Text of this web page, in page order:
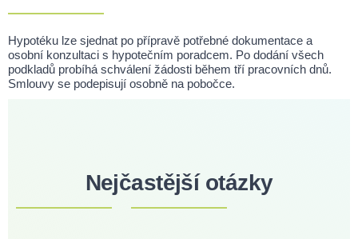
Hypotéku lze sjednat po přípravě potřebné dokumentace a
osobní konzultaci s hypotečním poradcem. Po dodání všech
podkladů probíhá schválení žádosti během tří pracovních dnů.
Smlouvy se podepisují osobně na pobočce.
Nejčastější otázky